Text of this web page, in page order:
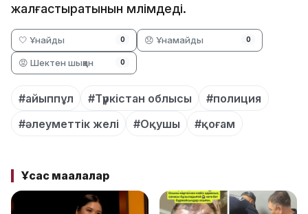
жалғастыратынын мәлімдеді.
🤍 Ұнайды 0 😞 Ұнамайды 0
😡 Шектен шыққан 0
#айыппұл #Түркістан облысы
#полиция
#әлеуметтік желі
#Оқушы #қоғам
Ұқсас мақалалар